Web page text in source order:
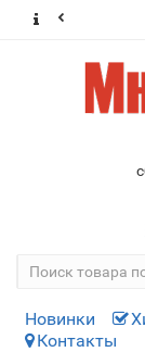
Новинки
Контакты